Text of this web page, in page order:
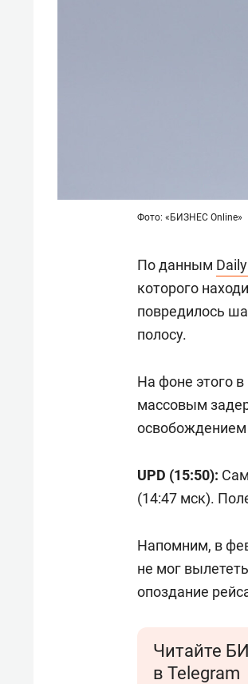
Фото: «БИЗНЕС Online»
По данным
которого
повредилось
полосу.
На фоне этого
массовым
UPD (15:50):
(14:47 мск).
Напомним, в
не мог
опоздание
Читайте
в Telegram